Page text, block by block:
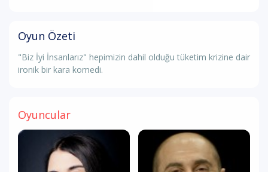
Oyun Özeti
"Biz İyi İnsanlarız" hepimizin dahil olduğu tüketim krizine dair
ironik bir kara komedi.
Oyuncular